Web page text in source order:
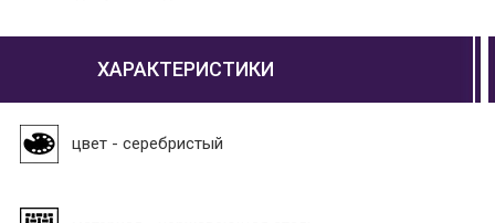
ХАРАКТЕРИСТИКИ
цвет - серебристый